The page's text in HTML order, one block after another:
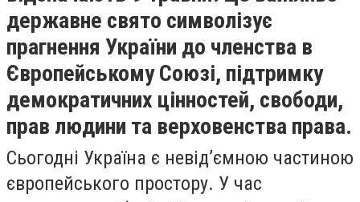
державне свято символізує
прагнення України до членства в
Європейському Союзі, підтримку
демократичних цінностей, свободи,
прав людини та верховенства права.
Сьогодні Україна є невід’ємною частиною
європейського простору. У час